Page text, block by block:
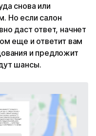
снова или
Но если салон
даст ответ, начнет
еще и ответит вам
и предложит
шансы.